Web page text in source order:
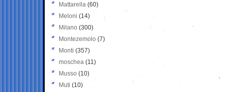
Mattarella (60)
Meloni (14)
Milano (300)
Montezemolo (7)
Monti (357)
moschea (11)
Musso (10)
Muti (10)